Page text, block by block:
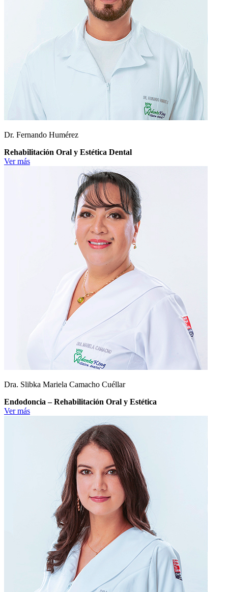
Dr. Fernando Humérez
Rehabilitación Oral y Estética Dental
Ver más
Dra. Slibka Mariela Camacho Cuéllar
Endodoncia – Rehabilitación Oral y Estética
Ver más